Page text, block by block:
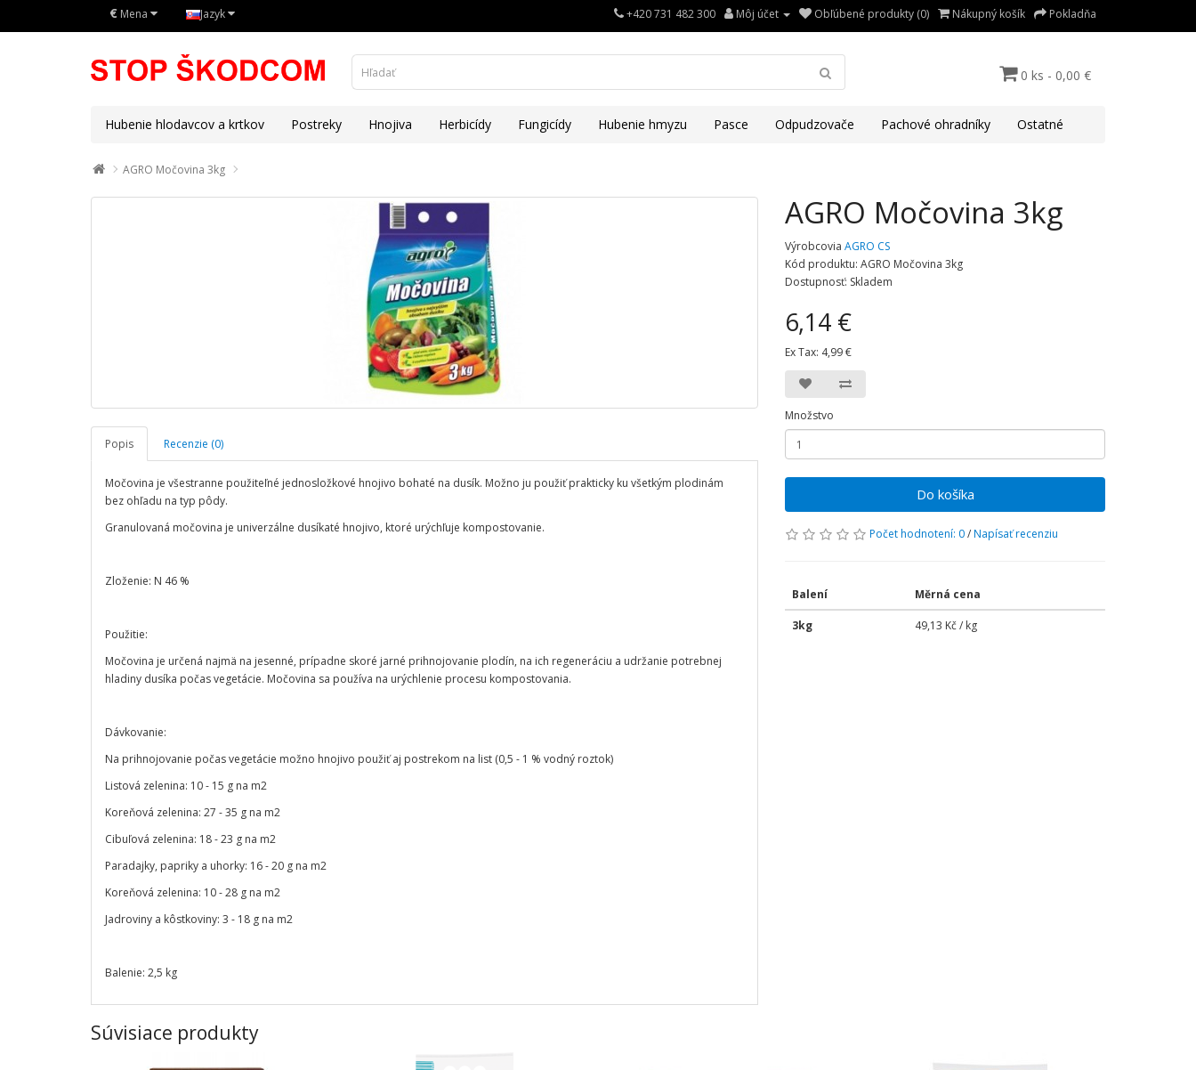
€ Mena Jazyk +420 731 482 300 Môj účet Obľúbené produkty (0) Nákupný košík Pokladňa
0 ks - 0,00 €
Hubenie hlodavcov a krtkov Postreky Hnojiva Herbicídy Fungicídy Hubenie hmyzu Pasce Odpudzovače Pachové ohradníky Ostatné
AGRO Močovina 3kg
Popis Recenzie (0)
Močovina je všestranne použiteľné jednosložkové hnojivo bohaté na dusík. Možno ju použiť prakticky ku všetkým plodinám
bez ohľadu na typ pôdy.
Granulovaná močovina je univerzálne dusíkaté hnojivo, ktoré urýchľuje kompostovanie.
Zloženie: N 46 %
Použitie:
Močovina je určená najmä na jesenné, prípadne skoré jarné prihnojovanie plodín, na ich regeneráciu a udržanie potrebnej
hladiny dusíka počas vegetácie. Močovina sa používa na urýchlenie procesu kompostovania.
Dávkovanie:
Na prihnojovanie počas vegetácie možno hnojivo použiť aj postrekom na list (0,5 - 1 % vodný roztok)
Listová zelenina: 10 - 15 g na m2
Koreňová zelenina: 27 - 35 g na m2
Cibuľová zelenina: 18 - 23 g na m2
Paradajky, papriky a uhorky: 16 - 20 g na m2
Koreňová zelenina: 10 - 28 g na m2
Jadroviny a kôstkoviny: 3 - 18 g na m2
Balenie: 2,5 kg
AGRO Močovina 3kg
Výrobcovia AGRO CS
Kód produktu: AGRO Močovina 3kg
Dostupnosť: Skladem
6,14 €
Ex Tax: 4,99 €
Množstvo
Do košíka
Počet hodnotení: 0/Napísať recenziu
Balení Měrná cena
3kg 49,13 Kč / kg
Súvisiace produkty